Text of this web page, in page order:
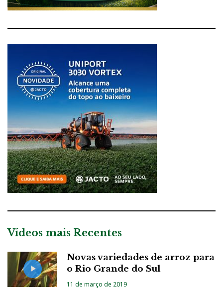
Vídeos mais Recentes
Novas variedades de arroz para
o Rio Grande do Sul
11 de março de 2019